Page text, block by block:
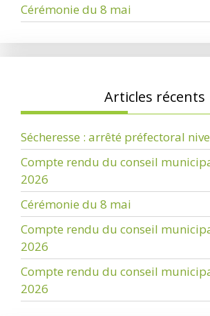
Cérémonie du 8 mai
Articles récents
Sécheresse : arrêté préfectoral
Compte rendu du conseil
2026
Cérémonie du 8 mai
Compte rendu du conseil
2026
Compte rendu du conseil
2026